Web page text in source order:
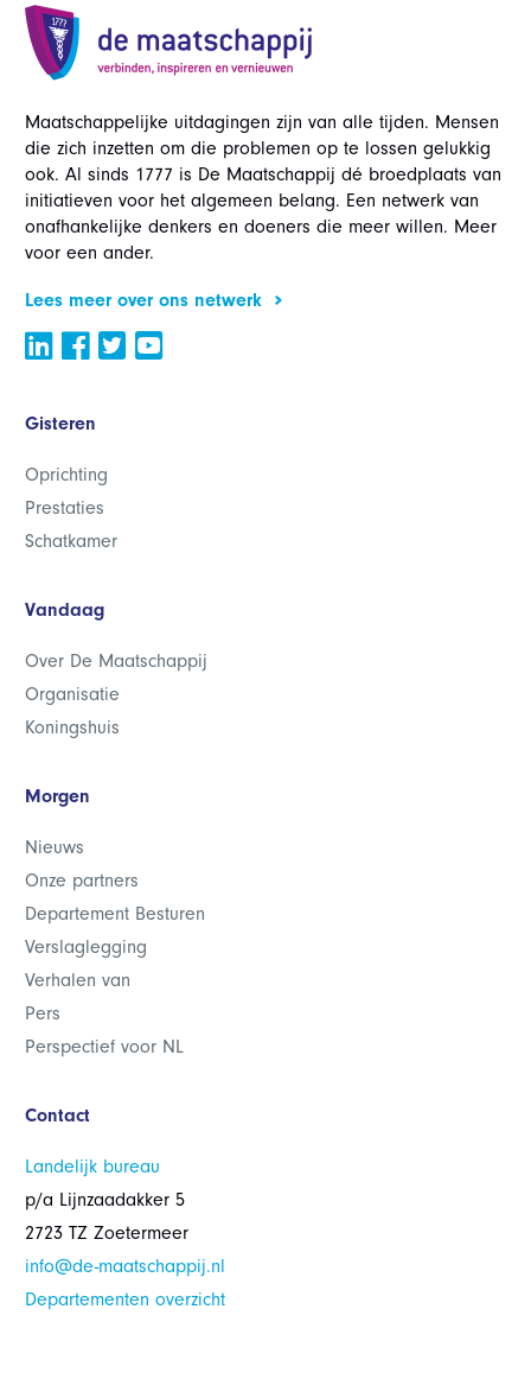
Maatschappelijke uitdagingen zijn van alle tijden. Mensen
die zich inzetten om die problemen op te lossen gelukkig
ook. Al sinds 1777 is De Maatschappij dé broedplaats van
initiatieven voor het algemeen belang. Een netwerk van
onafhankelijke denkers en doeners die meer willen. Meer
voor een ander.
Lees meer over ons netwerk
Gisteren
Oprichting
Prestaties
Schatkamer
Vandaag
Over De Maatschappij
Organisatie
Koningshuis
Morgen
Nieuws
Onze partners
Departement Besturen
Verslaglegging
Verhalen van
Pers
Perspectief voor NL
Contact
Landelijk bureau
p/a Lijnzaadakker 5
2723 TZ Zoetermeer
info@de-maatschappij.nl
Departementen overzicht